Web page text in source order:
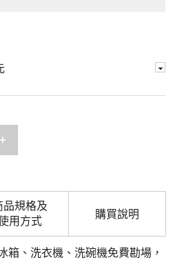
品規格及
用方式
購買說明
、洗衣機、洗碗機免費勘場，